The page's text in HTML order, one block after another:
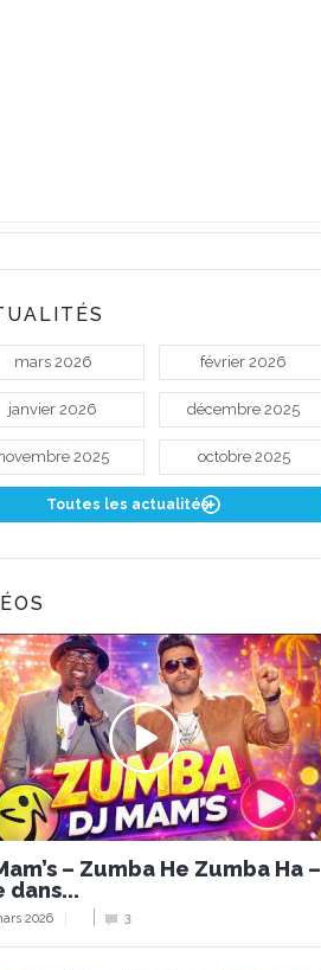
mars 2026 février 2026
janvier 2026 décembre 2025
2025 octobre 2025
Toutes les actualités
– Zumba He Zumba Ha –
dans...
2026 3